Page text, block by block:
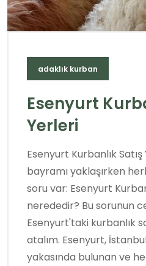
adaklık kurban
Esenyurt
Yerleri
Esenyurt Kurbanlık
bayramı yaklaşırken
soru var: Esenyurt
nerededir? Bu sorunun
Esenyurt'taki kurbanlık
atalım. Esenyurt,
yakasında bulunan ve